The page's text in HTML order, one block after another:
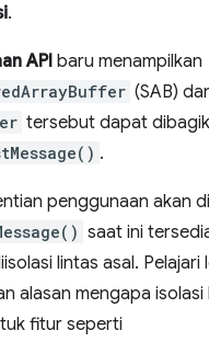
.
API baru menampilkan
(SAB)
tersebut dapat
.
penggunaan akan
saat ini
lintas asal. Pelajari
alasan mengapa isolasi
fitur seperti